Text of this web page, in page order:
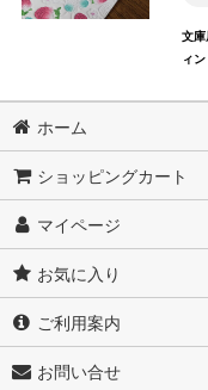
文
ィ
ホーム
ショッピングカート
マイページ
お気に入り
ご利用案内
お問い合せ